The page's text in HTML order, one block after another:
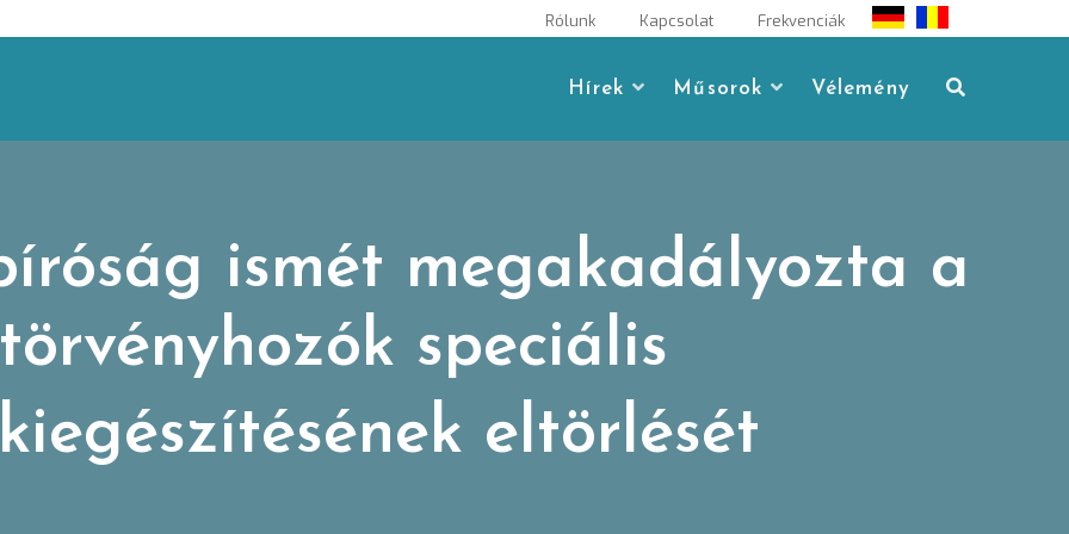
Rólunk Kapcsolat Frekvenciák
Hírek Műsorok Vélemény
ismét megakadályozta a
speciális
eltörlését